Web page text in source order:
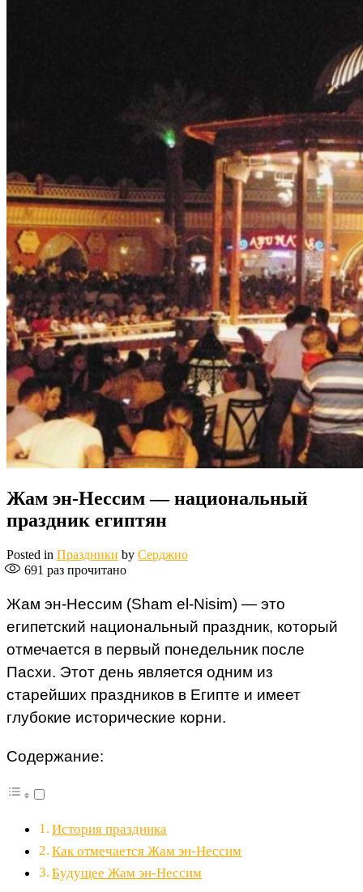
Жам эн-Нессим — национальный
праздник египтян
Posted in Праздники by Серджио
691 раз прочитано
Жам эн-Нессим (Sham el-Nisim) — это
египетский национальный праздник, который
отмечается в первый понедельник после
Пасхи. Этот день является одним из
старейших праздников в Египте и имеет
глубокие исторические корни.
Содержание:
История праздника
Как отмечается Жам эн-Нессим
Будущее Жам эн-Нессим